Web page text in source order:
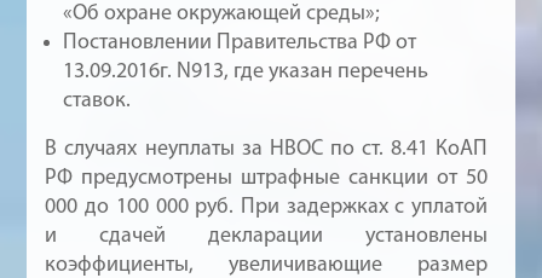
«Об охране окружающей среды»;
Постановлении Правительства РФ от
13.09.2016г. N913, где указан перечень
ставок.
В случаях неуплаты за НВОС по ст. 8.41 КоАП
РФ предусмотрены штрафные санкции от 50
000 до 100 000 руб. При задержках с уплатой
и сдачей декларации установлены
коэффициенты, увеличивающие размер